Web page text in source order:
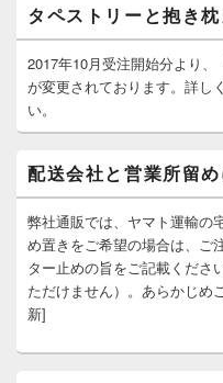
エ
リ
ア
タペストリーと抱き
2017年10月受注開始分より
が変更されております。詳し
い。
配送会社と営業所留
弊社通販では、ヤマト運輸の
め置きをご希望の場合は、ご
ター止めの旨をご記載くださ
ただけません）。あらかじめ
新]